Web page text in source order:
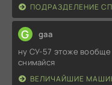
ПОДРАЗДЕЛЕНИЕ
G gaa
ну СУ-57 этоже вообще
снимайся
ВЕЛИЧАЙШИЕ МАШИНЫ